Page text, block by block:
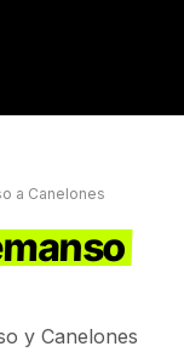
a Canelones
y Canelones